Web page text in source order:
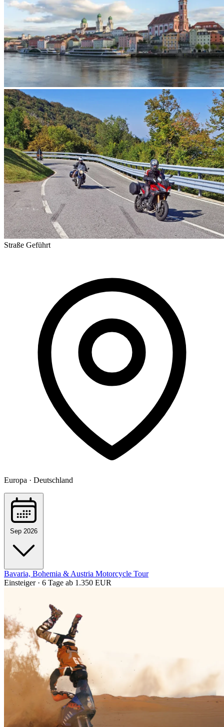
Straße Geführt
Europa · Deutschland
Sep 2026
Bavaria, Bohemia & Austria Motorcycle Tour
Einsteiger · 6 Tage ab 1.350 EUR